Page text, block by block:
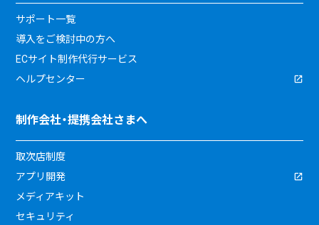
サポート一覧
導入をご検討中の方へ
ECサイト制作代行サービス
ヘルプセンター
制作会社・提携会社さまへ
取次店制度
アプリ開発
メディアキット
セキュリティ